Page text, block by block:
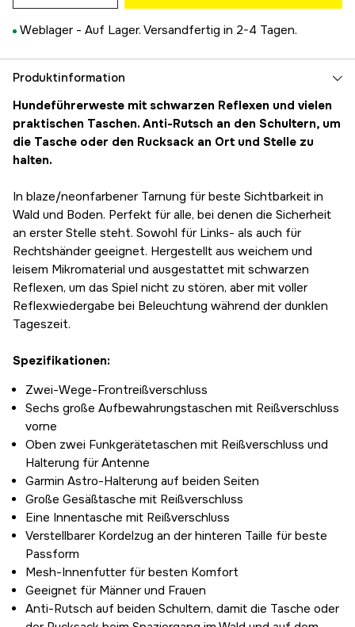
L
52,68 €
XL
2XL
52,68 €
3XL
52,68 €
52,68 €
Weblager - Auf Lager. Versandfertig in 2-4 Tagen.
Produktinformation
Hundeführerweste mit schwarzen Reflexen und vielen
praktischen Taschen. Anti-Rutsch an den Schultern, um
die Tasche oder den Rucksack an Ort und Stelle zu
halten.
In blaze/neonfarbener Tarnung für beste Sichtbarkeit in
Wald und Boden. Perfekt für alle, bei denen die Sicherheit
an erster Stelle steht. Sowohl für Links- als auch für
Rechtshänder geeignet. Hergestellt aus weichem und
leisem Mikromaterial und ausgestattet mit schwarzen
Reflexen, um das Spiel nicht zu stören, aber mit voller
Reflexwiedergabe bei Beleuchtung während der dunklen
Tageszeit.
Spezifikationen:
Zwei-Wege-Frontreißverschluss
Sechs große Aufbewahrungstaschen mit Reißverschluss
vorne
Oben zwei Funkgerätetaschen mit Reißverschluss und
Halterung für Antenne
Garmin Astro-Halterung auf beiden Seiten
Große Gesäßtasche mit Reißverschluss
Eine Innentasche mit Reißverschluss
Verstellbarer Kordelzug an der hinteren Taille für beste
Passform
Mesh-Innenfutter für besten Komfort
Geeignet für Männer und Frauen
Anti-Rutsch auf beiden Schultern, damit die Tasche oder